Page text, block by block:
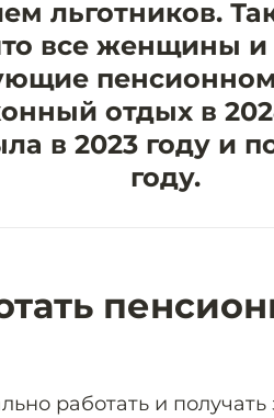
льготников.
все женщины
отдых в
в 2023 году и
году.
работать и получать